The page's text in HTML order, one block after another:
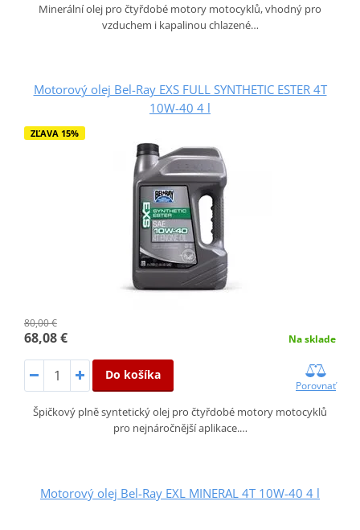
Minerální olej pro čtyřdobé motory motocyklů, vhodný pro
vzduchem i kapalinou chlazené…
Motorový olej Bel-Ray EXS FULL SYNTHETIC ESTER 4T
10W-40 4 l
ZĽAVA 15%
80,00 €
68,08 € Na sklade
Do košíka
Porovnať
Špičkový plně syntetický olej pro čtyřdobé motory motocyklů
pro nejnáročnější aplikace.…
Motorový olej Bel-Ray EXL MINERAL 4T 10W-40 4 l